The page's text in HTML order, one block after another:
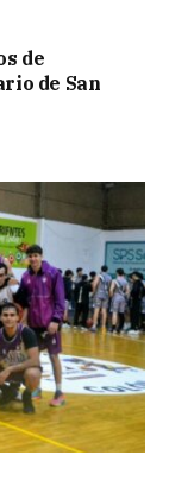
de
de San